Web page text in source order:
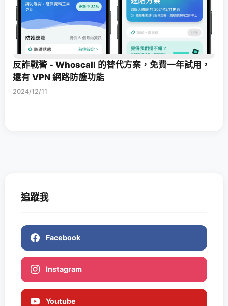
反詐戰警 - Whoscall 的替代方案，免費一年試用，
還有 VPN 網路防護功能
2024/12/11
追蹤我
Facebook
Instagram
Youtube